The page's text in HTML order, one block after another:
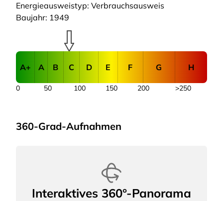
Energieausweistyp: Verbrauchsausweis
Baujahr: 1949
A+ A B C D E F G H
50 100 150 200
0 >250
360-Grad-Aufnahmen
Interaktives 360°-Panorama